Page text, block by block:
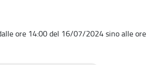
ore 14:00 del 16/07/2024 sino alle ore